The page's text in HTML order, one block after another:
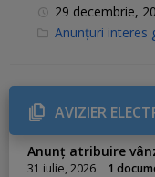
29 decembrie,
C
r
i
e
s
Anunțuri interes
AVIZIER
Anunț atribuire
31 iulie, 2026 1